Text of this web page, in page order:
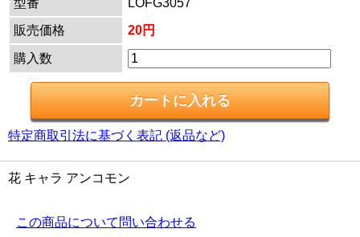
型番
LOFG3057
販売価格
20円
購入数
特定商取引法に基づく表記 (返品など)
花 キャラ アンコモン
この商品について問い合わせる